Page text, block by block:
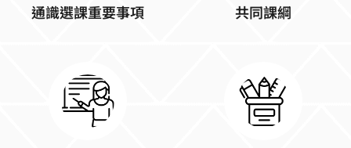
通識選課重要事項 共同課綱